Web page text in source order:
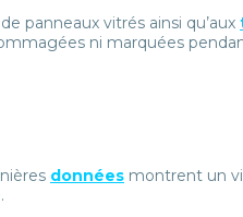
panneaux vitrés ainsi qu’aux
ni marquées
données montrent un